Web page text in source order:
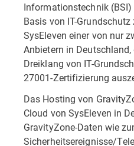
Informationstechnik
Basis von IT-
SysEleven einer von nur
Anbietern in
Dreiklang von IT-
27001-Zertifizierung
Das Hosting von
Cloud von SysEleven in
GravityZone-Daten wie
Sicherheitsereignisse/